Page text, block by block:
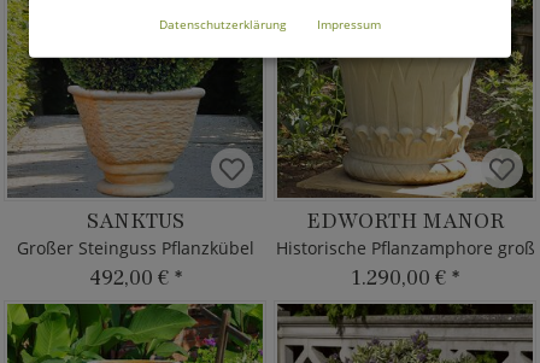
SANKTUS
Großer Steinguss Pflanzkübel
492,00 € *
EDWORTH MANOR
Historische Pflanzamphore groß
1.290,00 € *
Datenschutzerklärung Impressum